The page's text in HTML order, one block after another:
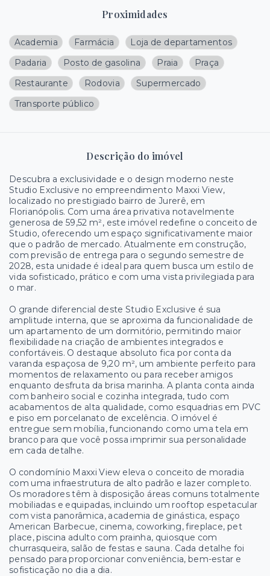
Proximidades
Academia Farmácia
Loja de departamentos
Padaria
Posto de gasolina Praia
Praça
Restaurante
Rodovia
Supermercado
Transporte público
Descrição do imóvel
Descubra a exclusividade e o design moderno neste
Studio Exclusive no empreendimento Maxxi View,
localizado no prestigiado bairro de Jurerê, em
Florianópolis. Com uma área privativa notavelmente
generosa de 59,52 m², este imóvel redefine o conceito de
Studio, oferecendo um espaço significativamente maior
que o padrão de mercado. Atualmente em construção,
com previsão de entrega para o segundo semestre de
2028, esta unidade é ideal para quem busca um estilo de
vida sofisticado, prático e com uma vista privilegiada para
o mar.
O grande diferencial deste Studio Exclusive é sua
amplitude interna, que se aproxima da funcionalidade de
um apartamento de um dormitório, permitindo maior
flexibilidade na criação de ambientes integrados e
confortáveis. O destaque absoluto fica por conta da
varanda espaçosa de 9,20 m², um ambiente perfeito para
momentos de relaxamento ou para receber amigos
enquanto desfruta da brisa marinha. A planta conta ainda
com banheiro social e cozinha integrada, tudo com
acabamentos de alta qualidade, como esquadrias em PVC
e piso em porcelanato de excelência. O imóvel é
entregue sem mobília, funcionando como uma tela em
branco para que você possa imprimir sua personalidade
em cada detalhe.
O condomínio Maxxi View eleva o conceito de moradia
com uma infraestrutura de alto padrão e lazer completo.
Os moradores têm à disposição áreas comuns totalmente
mobiliadas e equipadas, incluindo um rooftop espetacular
com vista panorâmica, academia de ginástica, espaço
American Barbecue, cinema, coworking, fireplace, pet
place, piscina adulto com prainha, quiosque com
churrasqueira, salão de festas e sauna. Cada detalhe foi
pensado para proporcionar conveniência, bem-estar e
sofisticação no dia a dia.